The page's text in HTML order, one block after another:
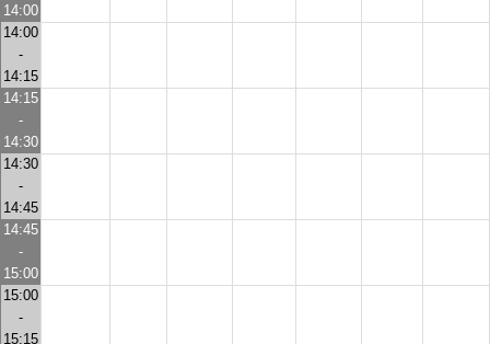
14:00
14:00
-
14:15
14:15
-
14:30
14:30
-
14:45
14:45
-
15:00
15:00
-
15:15